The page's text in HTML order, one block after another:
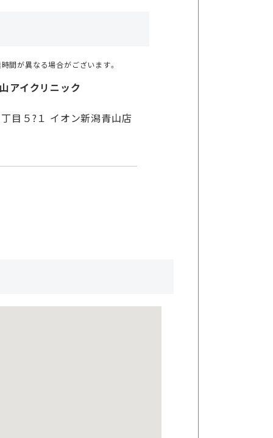
間が異なる場合がございます。
アイクリニック
目５?１ イオン新潟青山店